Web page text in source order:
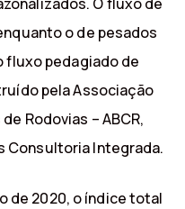
o de pesados
fluxo pedagiado de
pela Associação
Rodovias – ABCR,
Consultoria Integrada.
de 2020, o índice total